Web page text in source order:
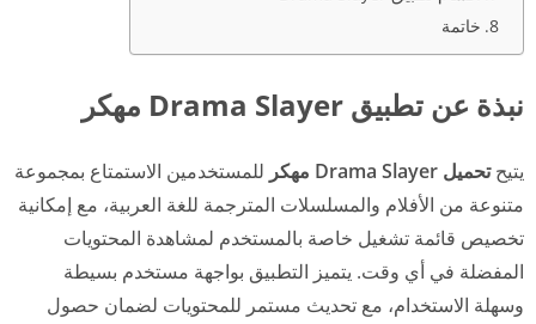
خاتمة
نبذة عن تطبيق Drama Slayer مهكر
يتيحتحميل Drama Slayer مهكر
للمستخدمين الاستمتاع بمجموعة
متنوعة من الأفلام والمسلسلات المترجمة للغة العربية، مع إمكانية
تخصيص قائمة تشغيل خاصة بالمستخدم لمشاهدة المحتويات
المفضلة في أي وقت. يتميز التطبيق بواجهة مستخدم بسيطة
وسهلة الاستخدام، مع تحديث مستمر للمحتويات لضمان حصول